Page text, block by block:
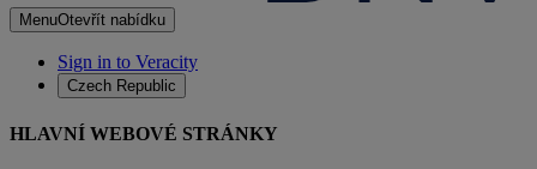
MenuOtevřít nabídku
Sign in to Veracity
Czech Republic
HLAVNÍ WEBOVÉ STRÁNKY